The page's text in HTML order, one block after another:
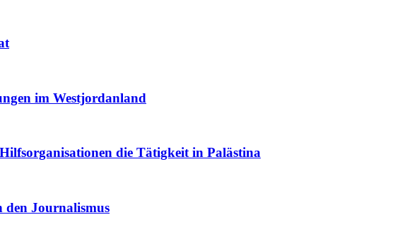
im Westjordanland
die Tätigkeit in Palästina
den Journalismus